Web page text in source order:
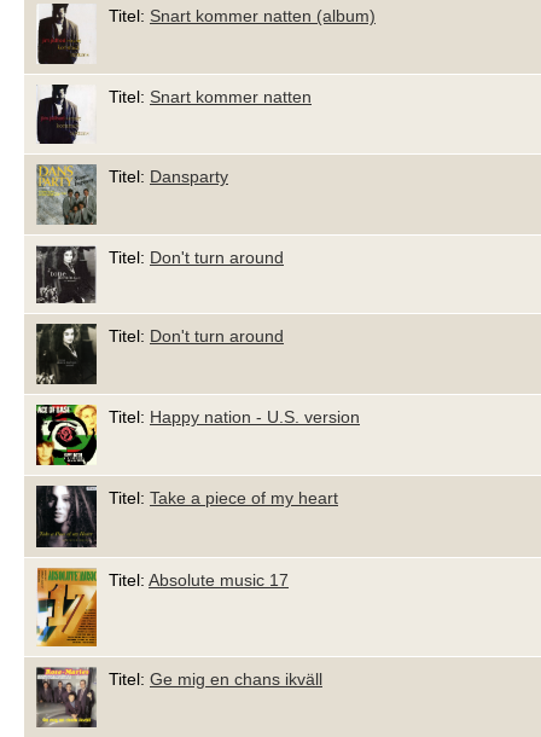
Titel: Snart kommer natten (album)
Titel: Snart kommer natten
Titel: Dansparty
Titel: Don't turn around
Titel: Don't turn around
Titel: Happy nation - U.S. version
Titel: Take a piece of my heart
Titel: Absolute music 17
Titel: Ge mig en chans ikväll